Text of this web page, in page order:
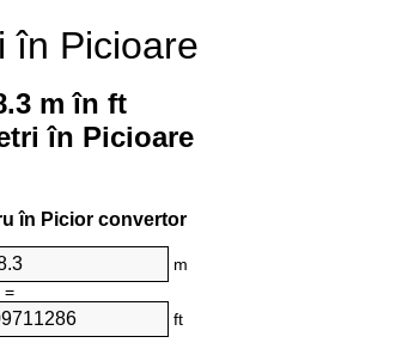
în Picioare
m în ft
în Picioare
în Picior convertor
m
=
ft